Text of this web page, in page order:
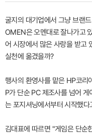
굴지의 대기업에서 그냥 브랜
OMEN은 오멘대로 잘나가고
어 시장에서 많은 사랑을 받고
실천에 옮겼을까?
행사의 환영사를 맡은 HP코리
P가 단순 PC 제조사를 넘어
는 포지셔닝에서부터 시작했다
김대표에 따르면 "게임은 단순